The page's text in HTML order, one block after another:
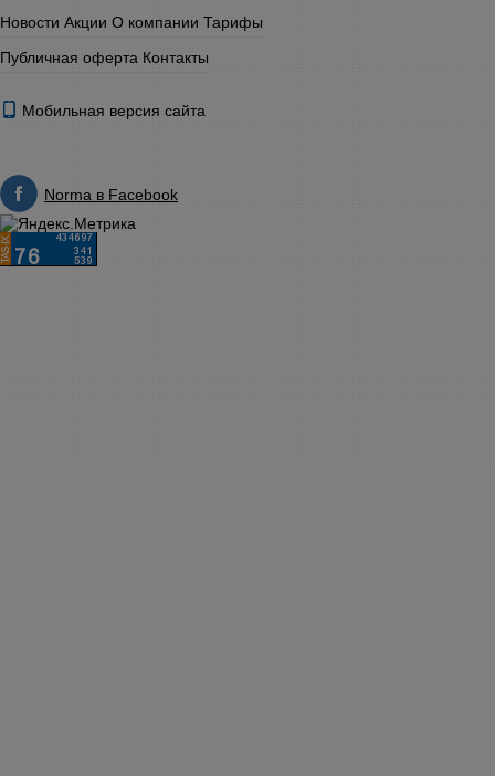
Новости Акции О компании Тарифы
Публичная оферта Контакты
Мобильная версия сайта
Norma в Facebook